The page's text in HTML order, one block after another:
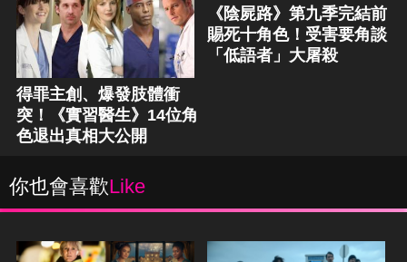
得罪主創、爆發肢體衝
突！《實習醫生》14位角
色退出真相大公開
《陰屍路》第九季完結前
賜死十角色！受害要角談
「低語者」大屠殺
你也會喜歡Like